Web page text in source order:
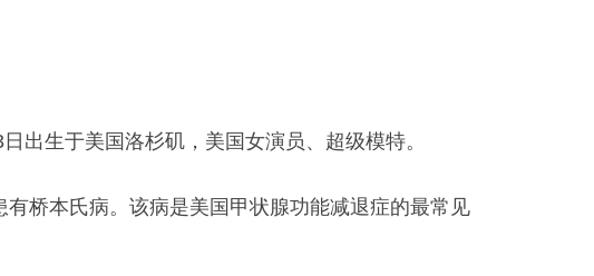
出生于美国洛杉矶，美国女演员、超级模特。
桥本氏病。该病是美国甲状腺功能减退症的最常见